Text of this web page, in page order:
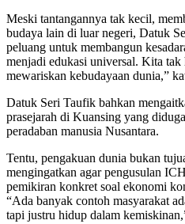
Meski tantangannya tak kecil,
budaya lain di luar negeri, Datuk
peluang untuk membangun
menjadi edukasi universal. Kita
mewariskan kebudayaan dunia,”
Datuk Seri Taufik bahkan
prasejarah di Kuansing yang
peradaban manusia Nusantara.
Tentu, pengakuan dunia bukan
mengingatkan agar pengusulan
pemikiran konkret soal ekonomi
“Ada banyak contoh masyarakat
tapi justru hidup dalam